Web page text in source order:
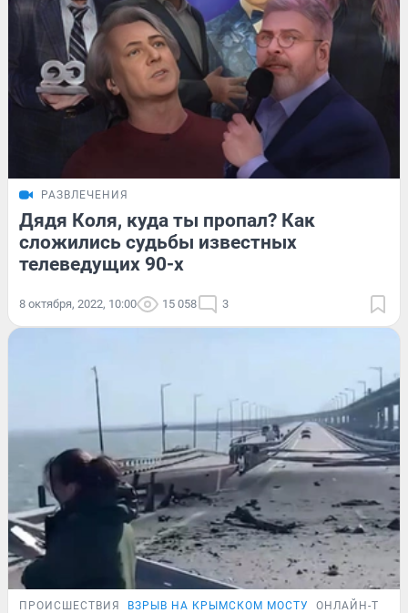
РАЗВЛЕЧЕНИЯ
Дядя Коля, куда ты пропал? Как
сложились судьбы известных
телеведущих 90-х
8 октября, 2022, 10:00 15 058 3
ПРОИСШЕСТВИЯ ВЗРЫВ НА КРЫМСКОМ МОСТУ ОНЛАЙН-